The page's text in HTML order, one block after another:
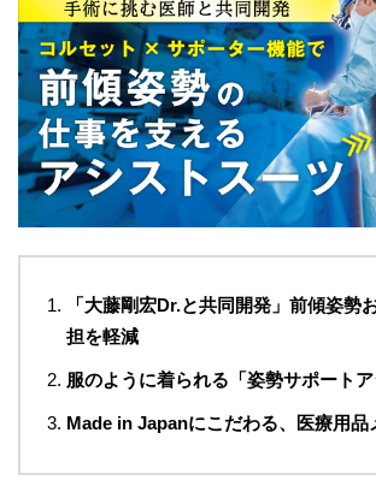
「大藤剛宏Dr.と共同開発」前傾姿勢
担を軽減
服のように着られる「姿勢サポートア
Made in Japanにこだわる、医療用品